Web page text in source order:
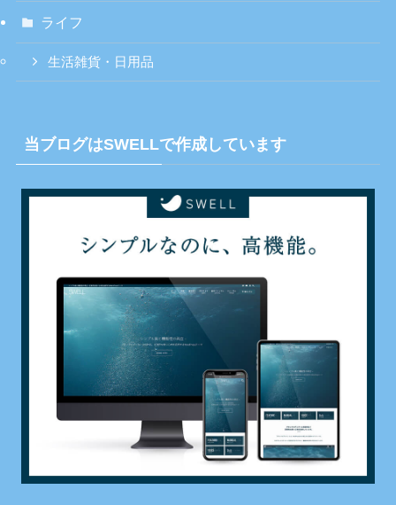
ライフ
生活雑貨・日用品
当ブログはSWELLで作成しています